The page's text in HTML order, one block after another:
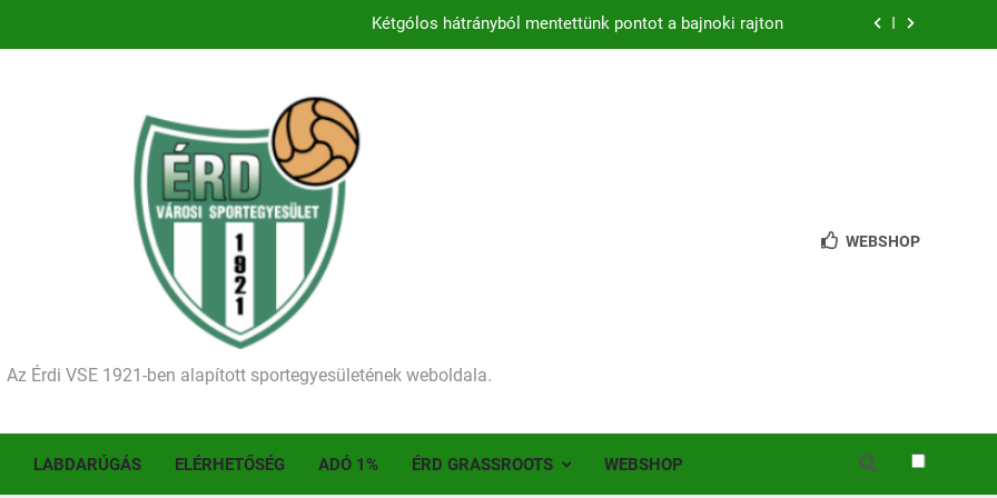
Kétgólos hátrányból mentettünk pontot a bajnoki rajton
Történelmet írt az I. Érdi Football Fesztivál – több mint 200 játékos lépett pályára Érden
Ellenfelünk visszalépése miatt játék nélkül jutottunk tovább a MOL Magyar Kupában
Kezdődik a 2026–2027-es szezon – hazai pályán rajtol az Érdi VSE!
Történelmet írt az I. Érdi Football Fesztivál – több mint 200 játékos lépett pályára Érden
Az Érdi VSE 1921-ben alapított sportegyesületének weboldala.
WEBSHOP
LABDARÚGÁS ELÉRHETŐSÉG ADÓ 1% ÉRD GRASSROOTS WEBSHOP